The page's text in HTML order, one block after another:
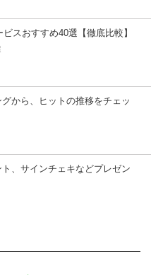
スおすすめ40選【徹底比較】
から、ヒットの推移をチェッ
、サインチェキなどプレゼン